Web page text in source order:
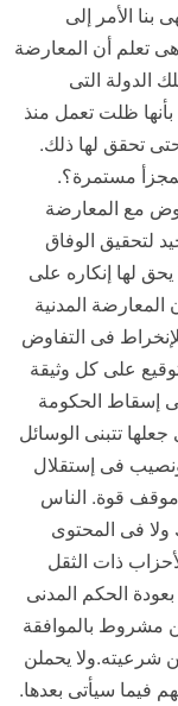
بنا الأمر إلى
تعلم أن المعارضة
الدولة التى
ظلت تعمل منذ
تحقق لها ذلك.
مستمرة؟.
مع المعارضة
لتحقيق الوفاق
لها إنكاره على
المدنية
فى التفاوض
على كل وثيقة
إسقاط الحكومة
تتبنى الوسائل
فى إستقلال
موقف قوة. الناس
ولا فى المحتوى
ذات الثقل
الحكم المدنى
مشروط بالموافقة
شرعيته.ولا يحملن
فيما سيأتى بعدها.